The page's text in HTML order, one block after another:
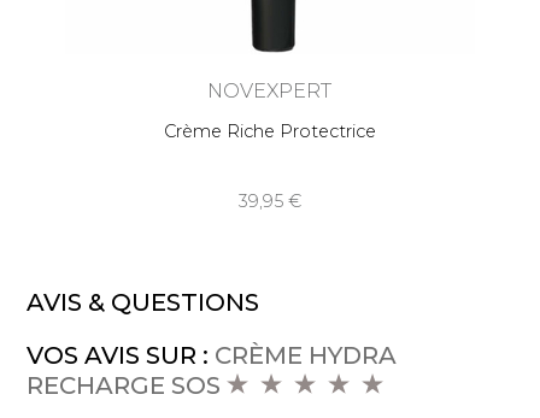
NOVEXPERT
Crème Riche Protectrice
39,95
AVIS & QUESTIONS
VOS AVIS SUR : CRÈME HYDRA
RECHARGE SOS